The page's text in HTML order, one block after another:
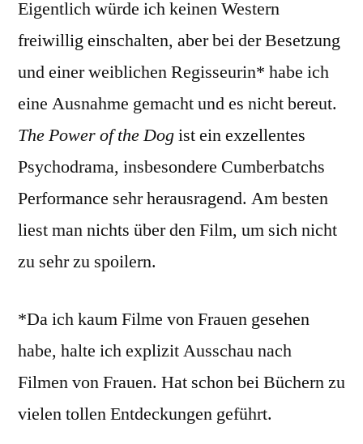
Eigentlich würde ich keinen Western
freiwillig einschalten, aber bei der Besetzung
und einer weiblichen Regisseurin* habe ich
eine Ausnahme gemacht und es nicht bereut.
The Power of the Dogist ein exzellentes
Psychodrama, insbesondere Cumberbatchs
Performance sehr herausragend. Am besten
liest man nichts über den Film, um sich nicht
zu sehr zu spoilern.
*Da ich kaum Filme von Frauen gesehen
habe, halte ich explizit Ausschau nach
Filmen von Frauen. Hat schon bei Büchern zu
vielen tollen Entdeckungen geführt.